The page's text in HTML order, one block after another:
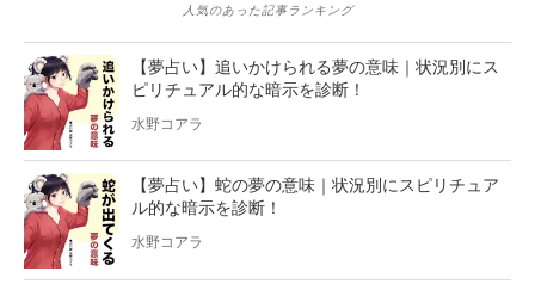
人気のあった記事ランキング
【夢占い】追いかけられる夢の意味｜状況別にス
ピリチュアル的な暗示を診断！
水野コアラ
【夢占い】蛇の夢の意味｜状況別にスピリチュア
ル的な暗示を診断！
水野コアラ